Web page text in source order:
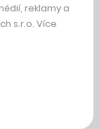
reklamy a
s.r.o. Více